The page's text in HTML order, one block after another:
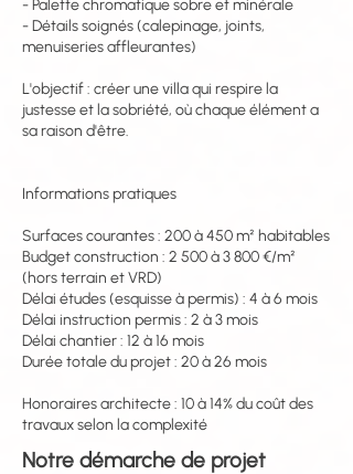
- Palette chromatique sobre et minérale
- Détails soignés (calepinage, joints,
menuiseries affleurantes)
L'objectif : créer une villa qui respire la
justesse et la sobriété, où chaque élément a
sa raison d'être.
Informations pratiques
Surfaces courantes : 200 à 450 m² habitables
Budget construction : 2 500 à 3 800 €/m²
(hors terrain et VRD)
Délai études (esquisse à permis) : 4 à 6 mois
Délai instruction permis : 2 à 3 mois
Délai chantier : 12 à 16 mois
Durée totale du projet : 20 à 26 mois
Honoraires architecte : 10 à 14% du coût des
travaux selon la complexité
Notre démarche de projet